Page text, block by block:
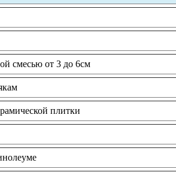
смесью от 3 до 6см
плитки